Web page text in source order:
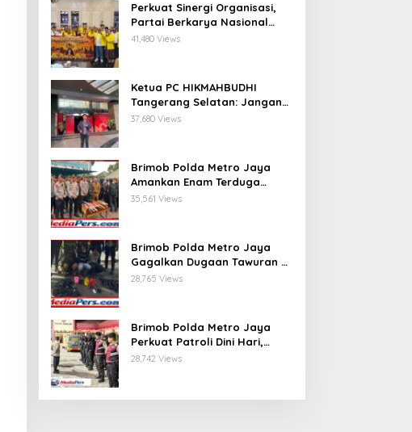
Perkuat Sinergi Organisasi,
Partai Berkarya Nasional
Gelar Konsolidasi Lintas
41,480 Views
Ketua PC HIKMAHBUDHI
Tangerang Selatan: Jangan
Libatkan Senior dalam Narasi
37,680 Views
Brimob Polda Metro Jaya
Amankan Enam Terduga
Pelaku Tawuran Bersenjata di
35,561 Views
Brimob Polda Metro Jaya
Gagalkan Dugaan Tawuran di
Duren Sawit, Tiga Pemuda
28,765 Views
Brimob Polda Metro Jaya
Perkuat Patroli Dini Hari,
Pamulang Tetap Aman
28,742 Views